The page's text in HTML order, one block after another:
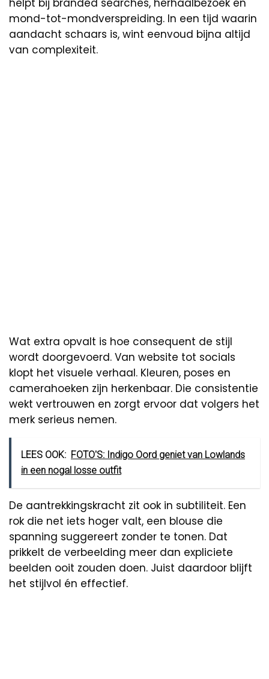
helpt bij branded searches, herhaalbezoek en
mond-tot-mondverspreiding. In een tijd waarin
aandacht schaars is, wint eenvoud bijna altijd
van complexiteit.
Wat extra opvalt is hoe consequent de stijl
wordt doorgevoerd. Van website tot socials
klopt het visuele verhaal. Kleuren, poses en
camerahoeken zijn herkenbaar. Die consistentie
wekt vertrouwen en zorgt ervoor dat volgers het
merk serieus nemen.
LEES OOK: FOTO'S: Indigo Oord geniet van Lowlands
in een nogal losse outfit
De aantrekkingskracht zit ook in subtiliteit. Een
rok die net iets hoger valt, een blouse die
spanning suggereert zonder te tonen. Dat
prikkelt de verbeelding meer dan expliciete
beelden ooit zouden doen. Juist daardoor blijft
het stijlvol én effectief.